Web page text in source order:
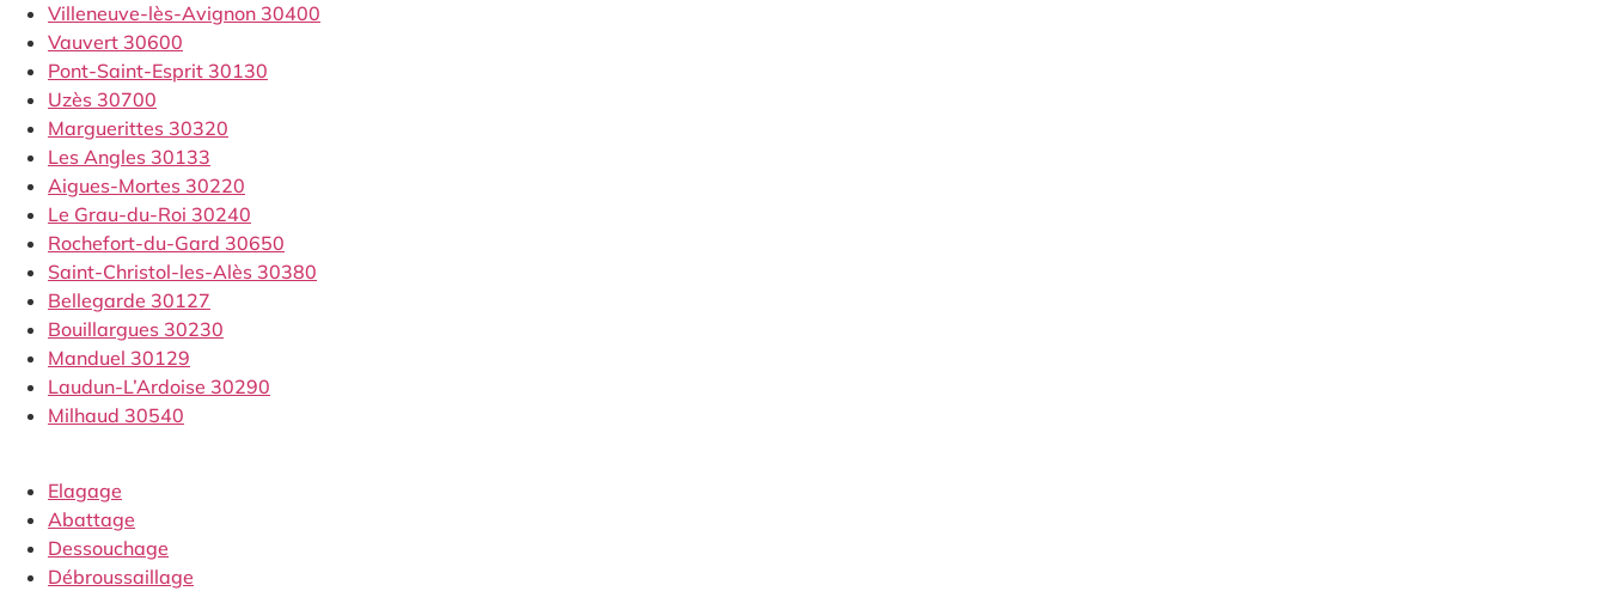
Villeneuve-lès-Avignon 30400
Vauvert 30600
Pont-Saint-Esprit 30130
Uzès 30700
Marguerittes 30320
Les Angles 30133
Aigues-Mortes 30220
Le Grau-du-Roi 30240
Rochefort-du-Gard 30650
Saint-Christol-les-Alès 30380
Bellegarde 30127
Bouillargues 30230
Manduel 30129
Laudun-L’Ardoise 30290
Milhaud 30540
Elagage
Abattage
Dessouchage
Débroussaillage